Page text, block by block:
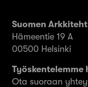
Suomen
Hämeentie 19 A
00500 Helsinki
Työskentelemme
Ota suoraan